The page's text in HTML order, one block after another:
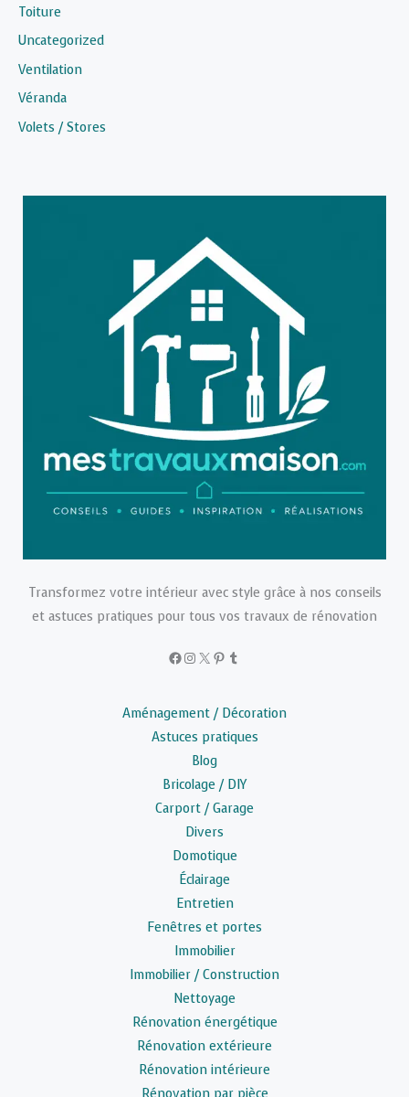
Toiture
Uncategorized
Ventilation
Véranda
Volets / Stores
Transformez votre intérieur avec style grâce à nos conseils
et astuces pratiques pour tous vos travaux de rénovation
Facebook
Instagram
X Pinterest
Tumblr
Aménagement / Décoration
Astuces pratiques
Blog
Bricolage / DIY
Carport / Garage
Divers
Domotique
Éclairage
Entretien
Fenêtres et portes
Immobilier
Immobilier / Construction
Nettoyage
Rénovation énergétique
Rénovation extérieure
Rénovation intérieure